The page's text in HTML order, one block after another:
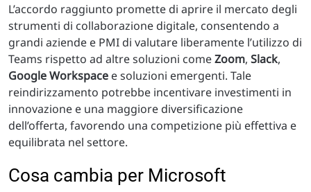
L’accordo raggiunto promette di aprire il mercato degli
strumenti di collaborazione digitale, consentendo a
grandi aziende e PMI di valutare liberamente l’utilizzo di
Teams rispetto ad altre soluzioni comeZoom, Slack,
Google Workspace e soluzioni emergenti. Tale
reindirizzamento potrebbe incentivare investimenti in
innovazione e una maggiore diversificazione
dell’offerta, favorendo una competizione più effettiva e
equilibrata nel settore.
Cosa cambia per Microsoft